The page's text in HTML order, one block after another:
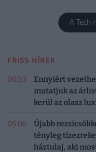
A Tech
FRISS HÍREK
06:33
Ennyiért
mutatjuk az
kerül az olasz
05:06
Újabb
tényleg
háztulaj, aki